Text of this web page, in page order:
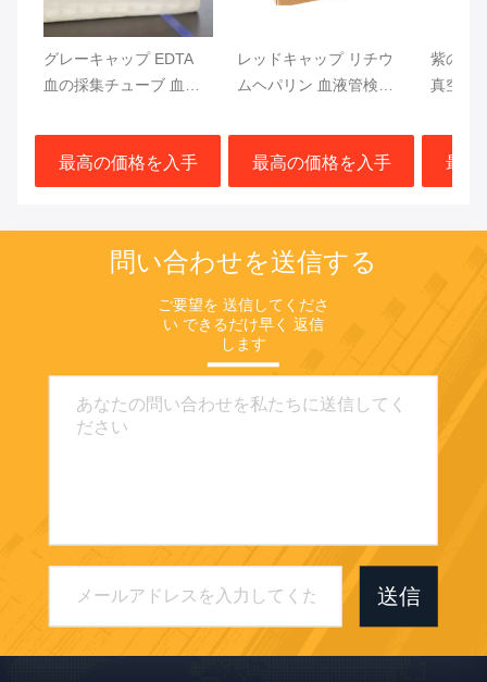
グレーキャップ EDTA
血の採集チューブ 血糖
プル
最高の価格を入手
レッドキャップ リチウ
ムヘパリン 血液管検査
ジェル分離器
最高の価格を入手
紫のキ
真空血
トップ
最高
問い合わせを送信する
ご要望を 送信してくださ
い できるだけ早く 返信
します
送信